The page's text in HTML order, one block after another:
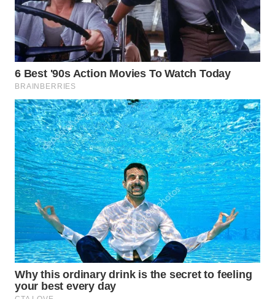
LAWAS
WN
SUMEDANG
WN
CIANJUR
WN
KEPULAUAN
SERIBU
WN
TANGERANG
WN
BINJAI
WN
CIREBON